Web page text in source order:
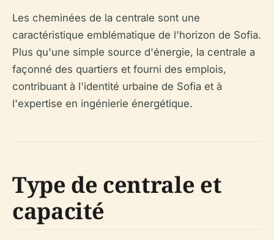
Les cheminées de la centrale sont une
caractéristique emblématique de l'horizon de Sofia.
Plus qu'une simple source d'énergie, la centrale a
façonné des quartiers et fourni des emplois,
contribuant à l'identité urbaine de Sofia et à
l'expertise en ingénierie énergétique.
Type de centrale et
capacité